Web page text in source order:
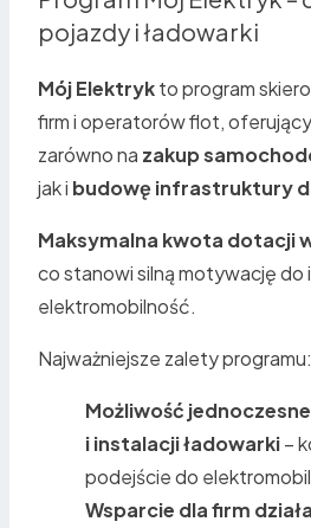
pojazdy i ładowarki
Mój Elektrykto program
firm i operatorów flot,
zarówno na zakup
jak i budowę infrastruktury
Maksymalna kwota dotacji
co stanowi silną motywację do
elektromobilność.
Najważniejsze zalety programu:
Możliwość
i instalacji ładowarki–
podejście do
Wsparcie dla firm